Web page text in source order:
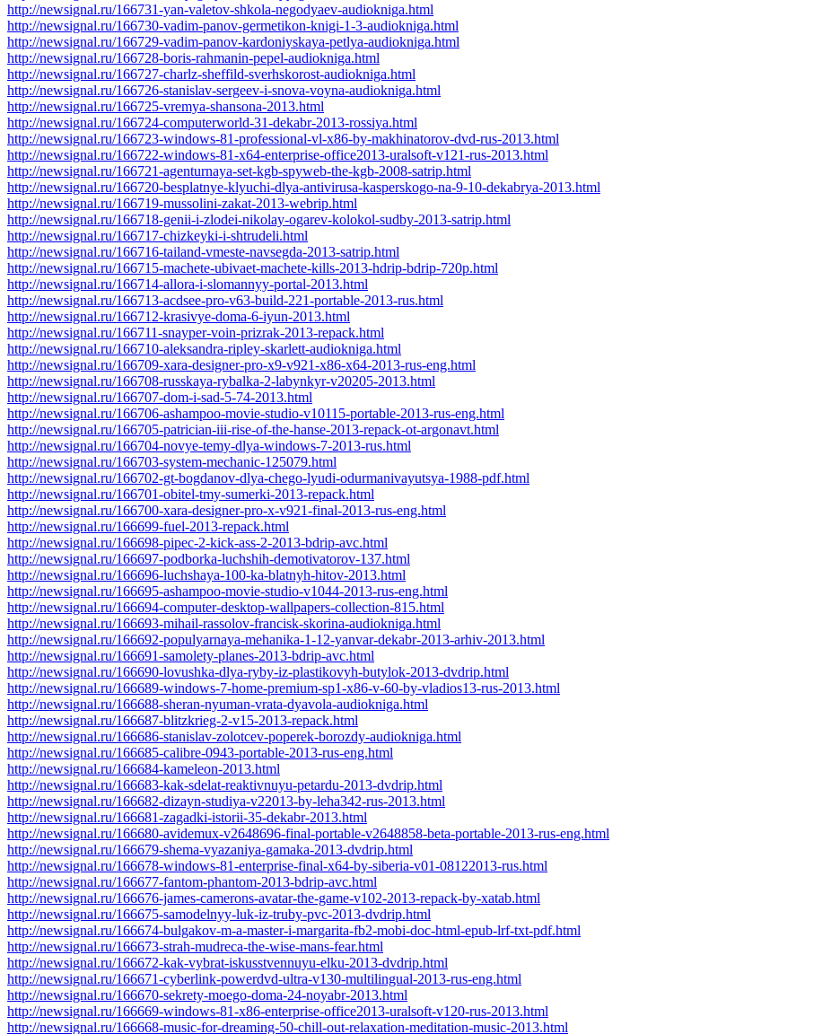
http://newsignal.ru/166731-yan-valetov-shkola-negodyaev-audiokniga.html
http://newsignal.ru/166730-vadim-panov-germetikon-knigi-1-3-audiokniga.html
http://newsignal.ru/166729-vadim-panov-kardoniyskaya-petlya-audiokniga.html
http://newsignal.ru/166728-boris-rahmanin-pepel-audiokniga.html
http://newsignal.ru/166727-charlz-sheffild-sverhskorost-audiokniga.html
http://newsignal.ru/166726-stanislav-sergeev-i-snova-voyna-audiokniga.html
http://newsignal.ru/166725-vremya-shansona-2013.html
http://newsignal.ru/166724-computerworld-31-dekabr-2013-rossiya.html
http://newsignal.ru/166723-windows-81-professional-vl-x86-by-makhinatorov-dvd-rus-2013.html
http://newsignal.ru/166722-windows-81-x64-enterprise-office2013-uralsoft-v121-rus-2013.html
http://newsignal.ru/166721-agenturnaya-set-kgb-spyweb-the-kgb-2008-satrip.html
http://newsignal.ru/166720-besplatnye-klyuchi-dlya-antivirusa-kasperskogo-na-9-10-dekabrya-2013.html
http://newsignal.ru/166719-mussolini-zakat-2013-webrip.html
http://newsignal.ru/166718-genii-i-zlodei-nikolay-ogarev-kolokol-sudby-2013-satrip.html
http://newsignal.ru/166717-chizkeyki-i-shtrudeli.html
http://newsignal.ru/166716-tailand-vmeste-navsegda-2013-satrip.html
http://newsignal.ru/166715-machete-ubivaet-machete-kills-2013-hdrip-bdrip-720p.html
http://newsignal.ru/166714-allora-i-slomannyy-portal-2013.html
http://newsignal.ru/166713-acdsee-pro-v63-build-221-portable-2013-rus.html
http://newsignal.ru/166712-krasivye-doma-6-iyun-2013.html
http://newsignal.ru/166711-snayper-voin-prizrak-2013-repack.html
http://newsignal.ru/166710-aleksandra-ripley-skarlett-audiokniga.html
http://newsignal.ru/166709-xara-designer-pro-x9-v921-x86-x64-2013-rus-eng.html
http://newsignal.ru/166708-russkaya-rybalka-2-labynkyr-v20205-2013.html
http://newsignal.ru/166707-dom-i-sad-5-74-2013.html
http://newsignal.ru/166706-ashampoo-movie-studio-v10115-portable-2013-rus-eng.html
http://newsignal.ru/166705-patrician-iii-rise-of-the-hanse-2013-repack-ot-argonavt.html
http://newsignal.ru/166704-novye-temy-dlya-windows-7-2013-rus.html
http://newsignal.ru/166703-system-mechanic-125079.html
http://newsignal.ru/166702-gt-bogdanov-dlya-chego-lyudi-odurmanivayutsya-1988-pdf.html
http://newsignal.ru/166701-obitel-tmy-sumerki-2013-repack.html
http://newsignal.ru/166700-xara-designer-pro-x-v921-final-2013-rus-eng.html
http://newsignal.ru/166699-fuel-2013-repack.html
http://newsignal.ru/166698-pipec-2-kick-ass-2-2013-bdrip-avc.html
http://newsignal.ru/166697-podborka-luchshih-demotivatorov-137.html
http://newsignal.ru/166696-luchshaya-100-ka-blatnyh-hitov-2013.html
http://newsignal.ru/166695-ashampoo-movie-studio-v1044-2013-rus-eng.html
http://newsignal.ru/166694-computer-desktop-wallpapers-collection-815.html
http://newsignal.ru/166693-mihail-rassolov-francisk-skorina-audiokniga.html
http://newsignal.ru/166692-populyarnaya-mehanika-1-12-yanvar-dekabr-2013-arhiv-2013.html
http://newsignal.ru/166691-samolety-planes-2013-bdrip-avc.html
http://newsignal.ru/166690-lovushka-dlya-ryby-iz-plastikovyh-butylok-2013-dvdrip.html
http://newsignal.ru/166689-windows-7-home-premium-sp1-x86-v-60-by-vladios13-rus-2013.html
http://newsignal.ru/166688-sheran-nyuman-vrata-dyavola-audiokniga.html
http://newsignal.ru/166687-blitzkrieg-2-v15-2013-repack.html
http://newsignal.ru/166686-stanislav-zolotcev-poperek-borozdy-audiokniga.html
http://newsignal.ru/166685-calibre-0943-portable-2013-rus-eng.html
http://newsignal.ru/166684-kameleon-2013.html
http://newsignal.ru/166683-kak-sdelat-reaktivnuyu-petardu-2013-dvdrip.html
http://newsignal.ru/166682-dizayn-studiya-v22013-by-leha342-rus-2013.html
http://newsignal.ru/166681-zagadki-istorii-35-dekabr-2013.html
http://newsignal.ru/166680-avidemux-v2648696-final-portable-v2648858-beta-portable-2013-rus-eng.html
http://newsignal.ru/166679-shema-vyazaniya-gamaka-2013-dvdrip.html
http://newsignal.ru/166678-windows-81-enterprise-final-x64-by-siberia-v01-08122013-rus.html
http://newsignal.ru/166677-fantom-phantom-2013-bdrip-avc.html
http://newsignal.ru/166676-james-camerons-avatar-the-game-v102-2013-repack-by-xatab.html
http://newsignal.ru/166675-samodelnyy-luk-iz-truby-pvc-2013-dvdrip.html
http://newsignal.ru/166674-bulgakov-m-a-master-i-margarita-fb2-mobi-doc-html-epub-lrf-txt-pdf.html
http://newsignal.ru/166673-strah-mudreca-the-wise-mans-fear.html
http://newsignal.ru/166672-kak-vybrat-iskusstvennuyu-elku-2013-dvdrip.html
http://newsignal.ru/166671-cyberlink-powerdvd-ultra-v130-multilingual-2013-rus-eng.html
http://newsignal.ru/166670-sekrety-moego-doma-24-noyabr-2013.html
http://newsignal.ru/166669-windows-81-x86-enterprise-office2013-uralsoft-v120-rus-2013.html
http://newsignal.ru/166668-music-for-dreaming-50-chill-out-relaxation-meditation-music-2013.html